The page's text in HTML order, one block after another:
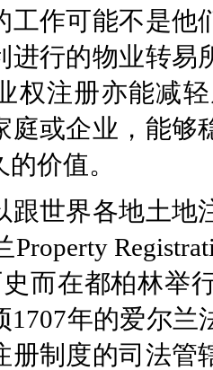
工作可能不是他
进行的物业转易
权注册亦能减
庭或企业，能够
价值。
跟世界各地土地
Property
而在都柏林举
1707年的爱尔
册制度的司法